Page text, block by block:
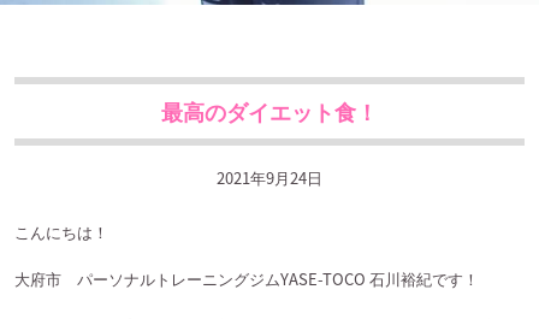
最高のダイエット食！
2021年9月24日
こんにちは！
大府市 パーソナルトレーニングジムYASE-TOCO 石川裕紀です！